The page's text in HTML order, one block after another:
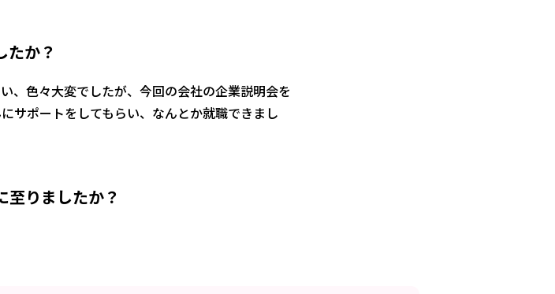
たか？
、色々大変でしたが、今回の会社の企業説明会を
サポートをしてもらい、なんとか就職できまし
至りましたか？